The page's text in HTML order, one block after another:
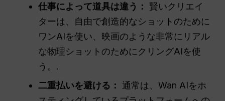
仕事によって道具は違う：
賢いクリエイ
ターは、自由で創造的なショットのために
ワンAIを使い、映画のような非常にリアル
な物理ショットのためにクリングAIを使
う。.
二重払いを避ける：
通常は、Wan AIをホ